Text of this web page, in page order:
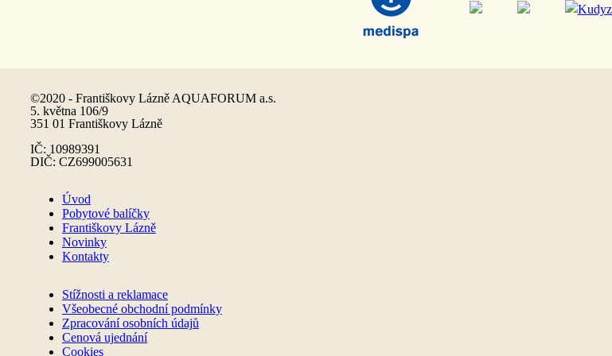
©2020 - Františkovy Lázně AQUAFORUM a.s.
5. května 106/9
351 01 Františkovy Lázně
IČ: 10989391
DIČ: CZ699005631
Úvod
Pobytové balíčky
Františkovy Lázně
Novinky
Kontakty
Stížnosti a reklamace
Všeobecné obchodní podmínky
Zpracování osobních údajů
Cenová ujednání
Cookies